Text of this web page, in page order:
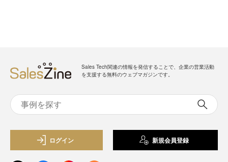
Sales Tech関連の情報を発信することで、企業の営業活動
を支援する無料のウェブマガジンです。
ログイン 新規会員登録